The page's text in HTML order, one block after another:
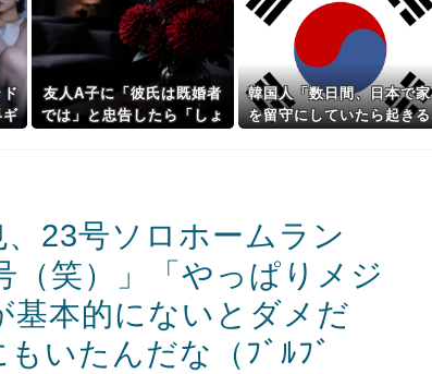
ド
ギ
友人A子に「彼氏は既婚者
では」と忠告したら「しょ
韓国人「数日間、日本で家
を留守にしていたら起きる
、23号ソロホームラン
笑）」「やっぱりメジ
基本的にないとダメだ
いたんだな（ﾌﾞﾙﾌﾞ